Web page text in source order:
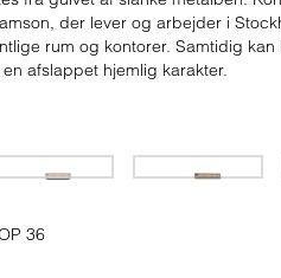
der lever og arbejder i
rum og kontorer. Samtidig
afslappet hjemlig karakter.
36